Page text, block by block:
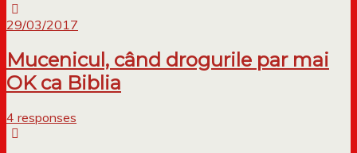
29/03/2017
Mucenicul, când drogurile par mai
OK ca Biblia
4 responses